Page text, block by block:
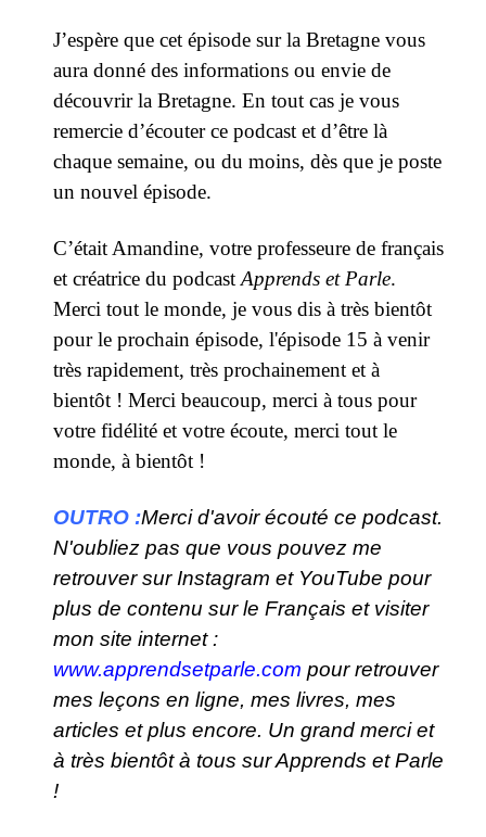
J’espère que cet épisode sur la Bretagne vous
aura donné des informations ou envie de
découvrir la Bretagne. En tout cas je vous
remercie d’écouter ce podcast et d’être là
chaque semaine, ou du moins, dès que je poste
un nouvel épisode.
C’était Amandine, votre professeure de français
et créatrice du podcast Apprends et Parle.
Merci tout le monde, je vous dis à très bientôt
pour le prochain épisode, l'épisode 15 à venir
très rapidement, très prochainement et à
bientôt ! Merci beaucoup, merci à tous pour
votre fidélité et votre écoute, merci tout le
monde, à bientôt !
OUTRO :Merci d'avoir écouté ce podcast.
N'oubliez pas que vous pouvez me
retrouver sur Instagram et YouTube pour
plus de contenu sur le Français et visiter
mon site internet :
www.apprendsetparle.com pour retrouver
mes leçons en ligne, mes livres, mes
articles et plus encore. Un grand merci et
à très bientôt à tous sur Apprends et Parle
!